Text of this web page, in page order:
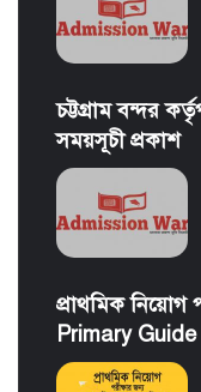
চট্টগ্রাম বন্দর
সময়সূচী প্রকাশ
প্রাথমিক নিয়োগ
Primary